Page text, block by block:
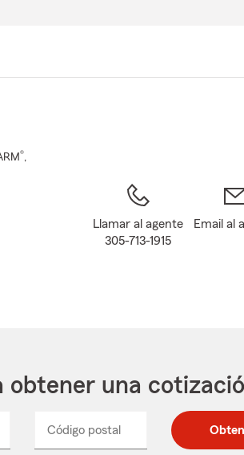
®,
Llamar al agente
305-713-1915
Email al
obtener una
Código postal
_____